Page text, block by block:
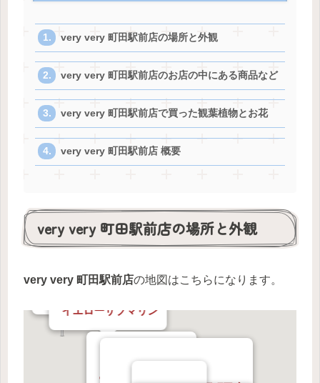
very very 町田駅前店の場所と外観
very very 町田駅前店のお店の中にある商品など
very very 町田駅前店で買った観葉植物とお花
very very 町田駅前店 概要
very very 町田駅前店の場所と外観
very very 町田駅前店の地図はこちらになります。
イエローサブマリン